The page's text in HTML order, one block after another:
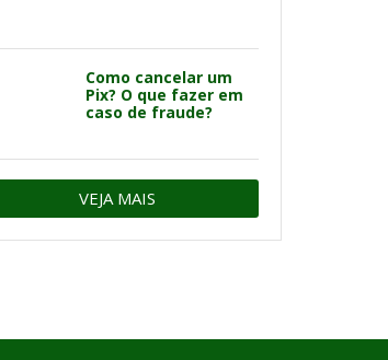
Como cancelar um
Pix? O que fazer em
caso de fraude?
VEJA MAIS